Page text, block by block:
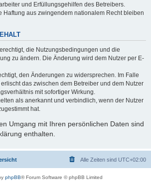
und Erfüllungsgehilfen des Betreibers.
Haftung aus zwingendem nationalem Recht bleiben
die Nutzungsbedingungen und die
zu ändern. Die Änderung wird dem Nutzer per E-
den Änderungen zu widersprechen. Im Falle
das zwischen dem Betreiber und dem Nutzer
mit sofortiger Wirkung.
als anerkannt und verbindlich, wenn der Nutzer
hat.
Umgang mit Ihren persönlichen Daten sind
enthalten.
Alle Zeiten sind UTC+02:00
phpBB® Forum Software © phpBB Limited